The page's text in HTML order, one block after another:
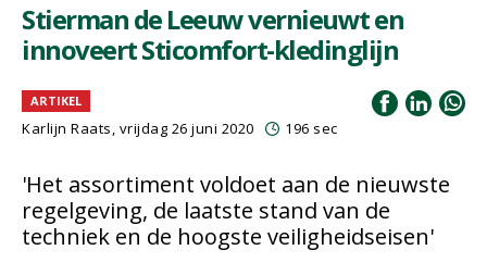
Stierman de Leeuw vernieuwt en
innoveert Sticomfort-kledinglijn
ARTIKEL
Karlijn Raats, vrijdag 26 juni 2020 196 sec
'Het assortiment voldoet aan de nieuwste
regelgeving, de laatste stand van de
techniek en de hoogste veiligheidseisen'